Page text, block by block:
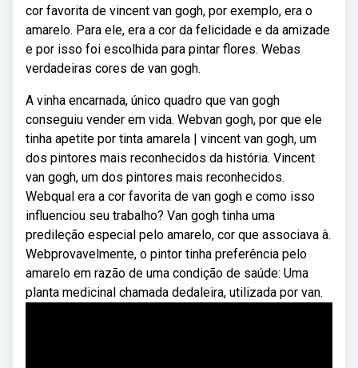
cor favorita de vincent van gogh, por exemplo, era o
amarelo. Para ele, era a cor da felicidade e da amizade
e por isso foi escolhida para pintar flores. Webas
verdadeiras cores de van gogh.
A vinha encarnada, único quadro que van gogh
conseguiu vender em vida. Webvan gogh, por que ele
tinha apetite por tinta amarela | vincent van gogh, um
dos pintores mais reconhecidos da história. Vincent
van gogh, um dos pintores mais reconhecidos.
Webqual era a cor favorita de van gogh e como isso
influenciou seu trabalho? Van gogh tinha uma
predileção especial pelo amarelo, cor que associava à.
Webprovavelmente, o pintor tinha preferência pelo
amarelo em razão de uma condição de saúde: Uma
planta medicinal chamada dedaleira, utilizada por van.